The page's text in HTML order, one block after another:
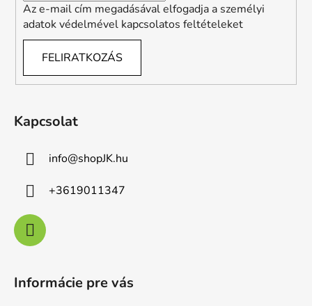
Az e-mail cím megadásával elfogadja a személyi
adatok védelmével kapcsolatos feltételeket
FELIRATKOZÁS
Kapcsolat
info@shopJK.hu
+3619011347
Informácie pre vás